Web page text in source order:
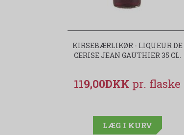
KIRSEBÆRLIKØR - LIQUEUR DE
CERISE JEAN GAUTHIER 35 CL.
119,00DKK
LÆG I KURV